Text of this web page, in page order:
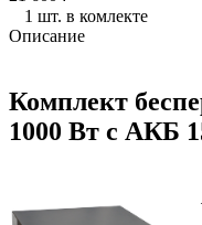
1 шт. в комлекте
Описание
Комплект
1000 Вт с АКБ